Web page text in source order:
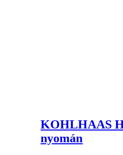
KOHLHAAS
nyomán